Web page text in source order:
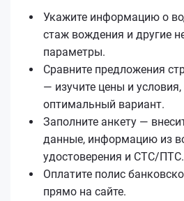
Укажите информацию о
стаж вождения и другие
параметры.
Сравните предложения
— изучите цены и
оптимальный вариант.
Заполните анкету —
данные, информацию из
удостоверения и СТС/ПТС.
Оплатите полис
прямо на сайте.